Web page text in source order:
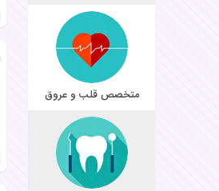
متخصص قلب و عروق